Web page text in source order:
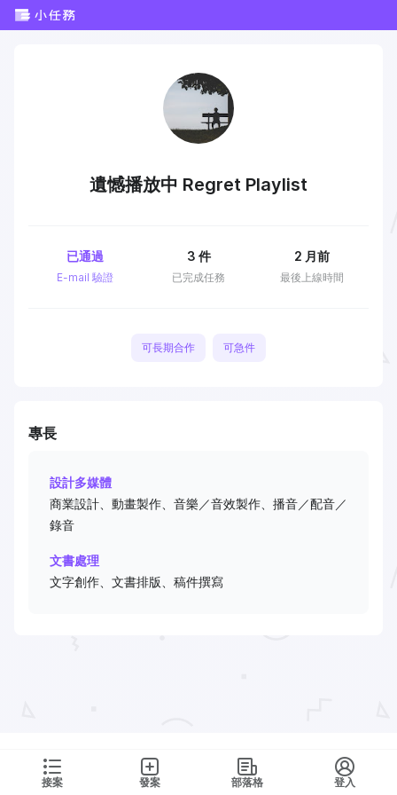
接案 發案 部落格 登入
遺憾播放中 Regret Playlist
E-mail 驗證
已通過
已完成任務
3 件
最後上線時間
2 月前
可長期合作 可急件
專長
設計多媒體
商業設計、動畫製作、音樂／音效製作、播音／配音／
錄音
文書處理
文字創作、文書排版、稿件撰寫